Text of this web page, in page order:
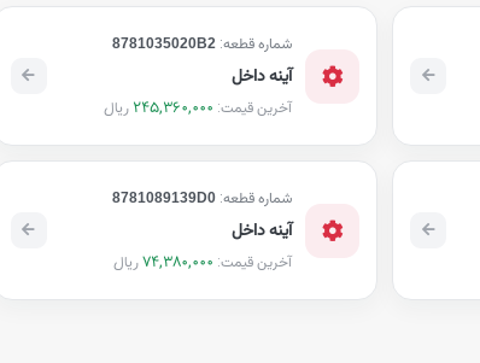
شماره قطعه: 8781035020B2
آینه داخل
آخرین قیمت: 245,360,000 ریال
شماره قطعه: 8781089139D0
آینه داخل
آخرین قیمت: 74,380,000ریال